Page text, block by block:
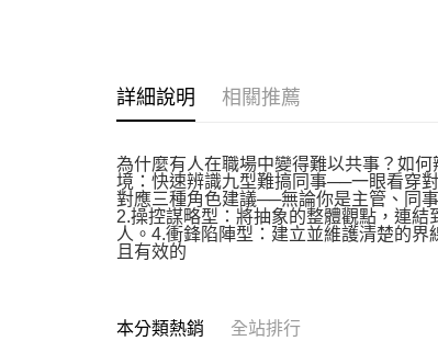
詳細說明 相關推薦
為什麼有人在職場中變得難以共事？如
境：快速辨識九型難搞同事──一眼看穿
對應三種角色建議──無論你是主管、同
2.操控謀略型：將抽象的整體觀點，連
人。4.衝鋒陷陣型：建立並維護清楚的
且有效的
本分類熱銷 全站排行